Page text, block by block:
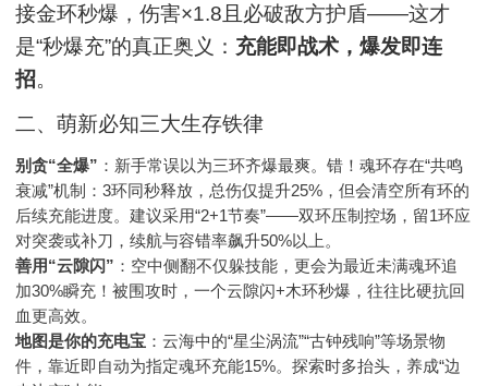
接金环秒爆，伤害×1.8且必破敌方护盾——这才
是“秒爆充”的真正奥义： 充能即战术，爆发即连
招。
二、萌新必知三大生存铁律
别贪“全爆” ：新手常误以为三环齐爆最爽。错！魂环存在“共鸣
衰减”机制：3环同秒释放，总伤仅提升25%，但会清空所有环的
后续充能进度。建议采用“2+1节奏”——双环压制控场，留1环应
对突袭或补刀，续航与容错率飙升50%以上。
善用“云隙闪” ：空中侧翻不仅躲技能，更会为最近未满魂环追
加30%瞬充！被围攻时，一个云隙闪+木环秒爆，往往比硬抗回
血更高效。
地图是你的充电宝 ：云海中的“星尘涡流”“古钟残响”等场景物
件，靠近即自动为指定魂环充能15%。探索时多抬头，养成“边